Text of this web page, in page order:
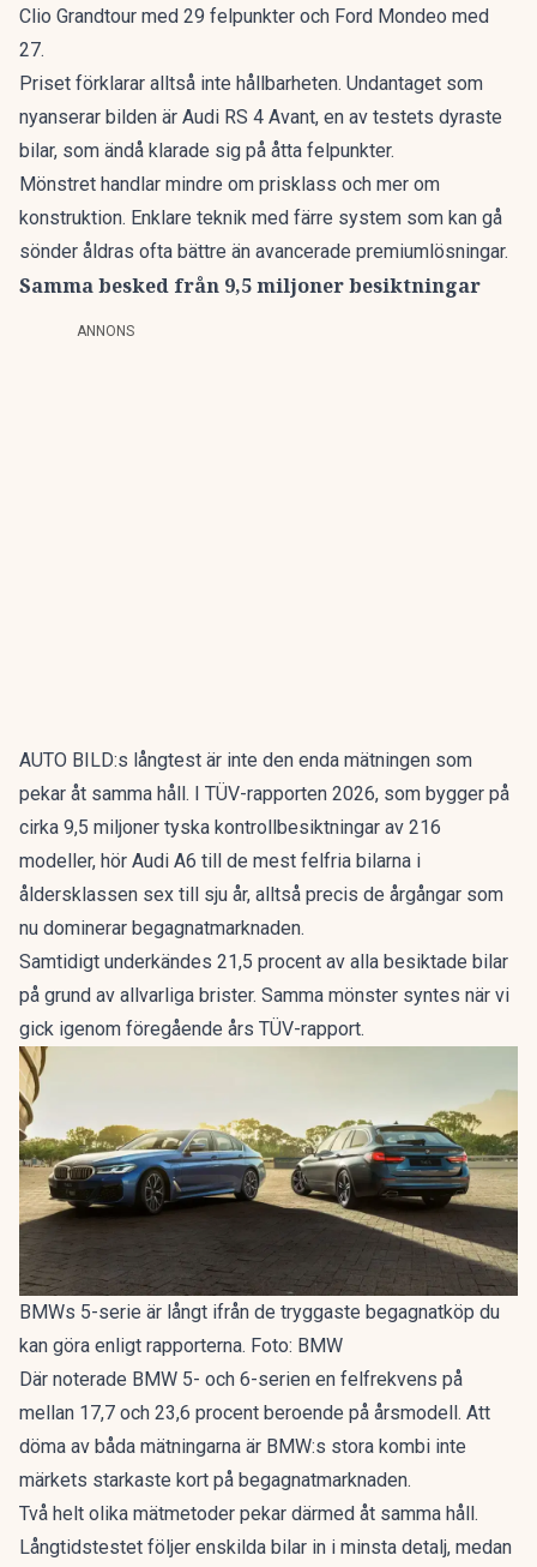
Clio Grandtour med 29 felpunkter och Ford Mondeo med
27.
Priset förklarar alltså inte hållbarheten. Undantaget som
nyanserar bilden är Audi RS 4 Avant, en av testets dyraste
bilar, som ändå klarade sig på åtta felpunkter.
Mönstret handlar mindre om prisklass och mer om
konstruktion. Enklare teknik med färre system som kan gå
sönder åldras ofta bättre än avancerade premiumlösningar.
Samma besked från 9,5 miljoner besiktningar
ANNONS
AUTO BILD:s långtest är inte den enda mätningen som
pekar åt samma håll. I TÜV-rapporten 2026, som bygger på
cirka 9,5 miljoner tyska kontrollbesiktningar av 216
modeller, hör Audi A6 till de mest felfria bilarna i
åldersklassen sex till sju år, alltså precis de årgångar som
nu dominerar begagnatmarknaden.
Samtidigt underkändes 21,5 procent av alla besiktade bilar
på grund av allvarliga brister. Samma mönster syntes när vi
gick igenom föregående års TÜV-rapport.
BMWs 5-serie är långt ifrån de tryggaste begagnatköp du
kan göra enligt rapporterna. Foto: BMW
Där noterade BMW 5- och 6-serien en felfrekvens på
mellan 17,7 och 23,6 procent beroende på årsmodell. Att
döma av båda mätningarna är BMW:s stora kombi inte
märkets starkaste kort på begagnatmarknaden.
Två helt olika mätmetoder pekar därmed åt samma håll.
Långtidstestet följer enskilda bilar in i minsta detalj, medan